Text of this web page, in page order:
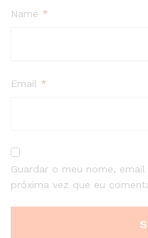
Name *
Email *
Guardar o meu nome,
próxima vez que eu